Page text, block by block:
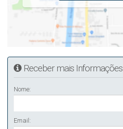
Receber mais Informações
Nome:
Email: